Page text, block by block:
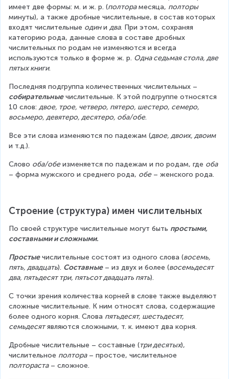
имеет две формы: м. и ж. р. (полтора месяца, полторы
минуты), а также дробные числительные, в состав которых
входят числительные один и два. При этом, сохраняя
категорию рода, данные слова в составе дробных
числительных по родам не изменяются и всегда
используются только в форме ж. р. Одна седьмая стола, две
пятых книги.
Последняя подгруппа количественных числительных –
собирательные числительные. К этой подгруппе относятся
10 слов: двое, трое, четверо, пятеро, шестеро, семеро,
восьмеро, девятеро, десятеро, оба/обе.
Все эти слова изменяются по падежам (двое, двоих, двоим
и т.д.).
Слово оба/обе изменяется по падежам и по родам, где оба
– форма мужского и среднего рода, обе – женского рода.
Строение (структура) имен числительных
По своей структуре числительные могут быть простыми,
составными и сложными.
Простые числительные состоят из одного слова (восемь,
пять, двадцать). Составные – из двух и более (восемьдесят
два, пятьдесят три, пятьсот двадцать пять).
С точки зрения количества корней в слове также выделяют
сложные числительные. К ним относят слова, содержащие
более одного корня. Слова пятьдесят, шестьдесят,
семьдесят являются сложными, т. к. имеют два корня.
Дробные числительные – составные (три десятых),
числительное полтора – простое, числительное
полтораста – сложное.